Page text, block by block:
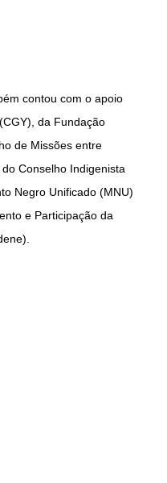
contou com o apoio
da Fundação
de Missões entre
Conselho Indigenista
Negro Unificado (MNU)
e Participação da